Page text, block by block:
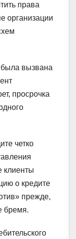
права
организации
была вызвана
просрочка
четко
клиенты
о кредите
прежде,
бремя.